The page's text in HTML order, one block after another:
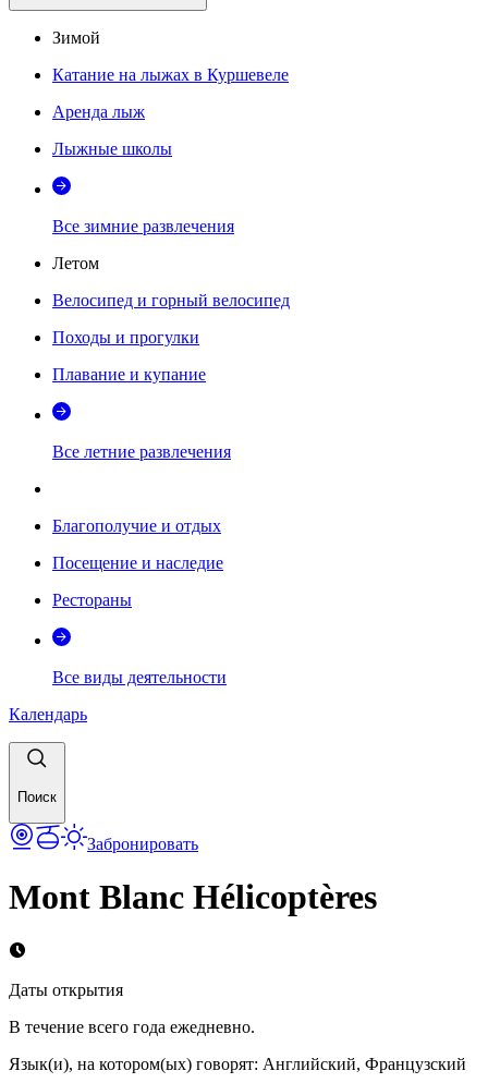
Зимой
Катание на лыжах в Куршевеле
Аренда лыж
Лыжные школы
Все зимние развлечения
Летом
Велосипед и горный велосипед
Походы и прогулки
Плавание и купание
Все летние развлечения
Благополучие и отдых
Посещение и наследие
Рестораны
Все виды деятельности
Календарь
Поиск
Забронировать
Mont Blanc Hélicoptères
Даты открытия
В течение всего года ежедневно.
Язык(и), на котором(ых) говорят: Английский, Французский